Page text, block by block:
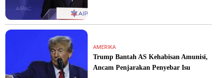
AMERIKA
Trump Bantah AS Kehabisan Amunisi,
Ancam Penjarakan Penyebar Isu